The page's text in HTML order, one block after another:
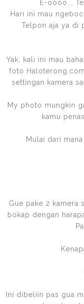
E-oooo...
Hari ini mau
Telpon aja ya di
Yak, kali ini mau
foto
settingan kamera
My photo mungkin
kamu
Mulai dari
Gue pake 2 kamera
bokap dengan
Ini dibeliin pas gua